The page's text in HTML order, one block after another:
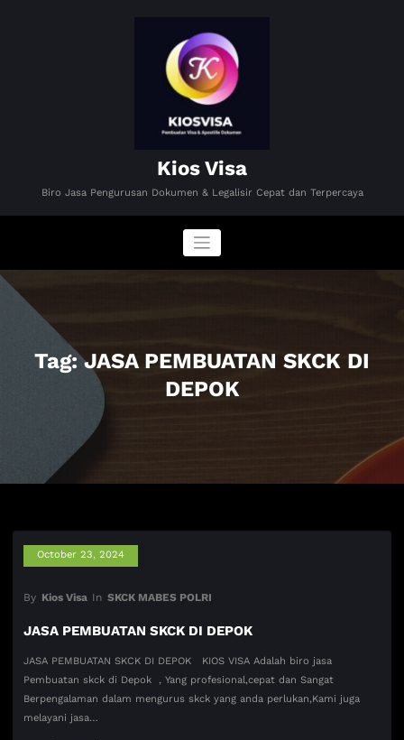
Kios Visa
Biro Jasa Pengurusan Dokumen & Legalisir Cepat dan Terpercaya
Tag: JASA PEMBUATAN SKCK DI
DEPOK
October 23, 2024
By Kios Visa In SKCK MABES POLRI
JASA PEMBUATAN SKCK DI DEPOK
JASA PEMBUATAN SKCK DI DEPOK KIOS VISA Adalah biro jasa
Pembuatan skck di Depok , Yang profesional,cepat dan Sangat
Berpengalaman dalam mengurus skck yang anda perlukan,Kami juga
melayani jasa…